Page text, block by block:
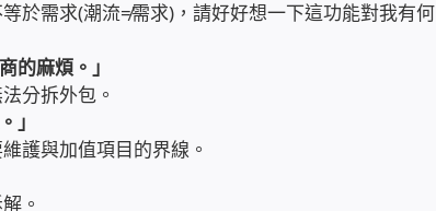
於需求(潮流≠需求)，請好好想一下這功能對我有何
的麻煩。」
分拆外包。
」
護與加值項目的界線。
。